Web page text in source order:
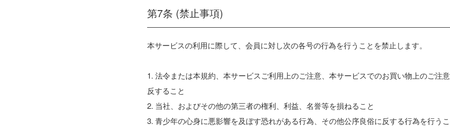
第7条 (禁止事項)
本サービスの利用に際して、会員に対し次の各号の行為を行うことを禁止します。
1. 法令または本規約、本サービスご利用上のご注意、本サービスでのお買い物上のご注
反すること
2. 当社、およびその他の第三者の権利、利益、名誉等を損ねること
3. 青少年の心身に悪影響を及ぼす恐れがある行為、その他公序良俗に反する行為を行う